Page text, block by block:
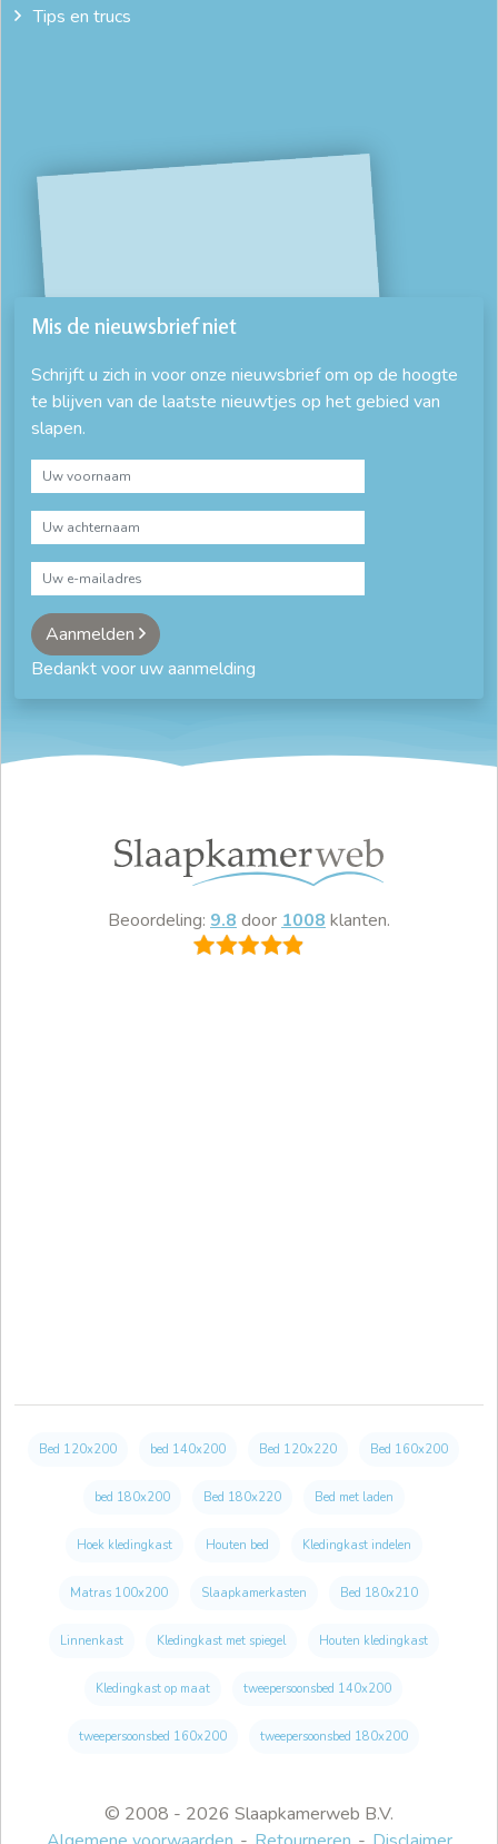
Tips en trucs
Mis de nieuwsbrief niet
Schrijft u zich in voor onze nieuwsbrief om op de hoogte
te blijven van de laatste nieuwtjes op het gebied van
slapen.
Aanmelden
Bedankt voor uw aanmelding
© 2008 - 2026 Slaapkamerweb B.V.
Beoordeling: 9.8 door 1008 klanten.
Bed 120x200 bed 140x200 Bed 120x220 Bed 160x200
bed 180x200 Bed 180x220 Bed met laden
Hoek kledingkast Houten bed Kledingkast indelen
Matras 100x200 Slaapkamerkasten Bed 180x210
Linnenkast Kledingkast met spiegel Houten kledingkast
Kledingkast op maat tweepersoonsbed 140x200
tweepersoonsbed 160x200 tweepersoonsbed 180x200